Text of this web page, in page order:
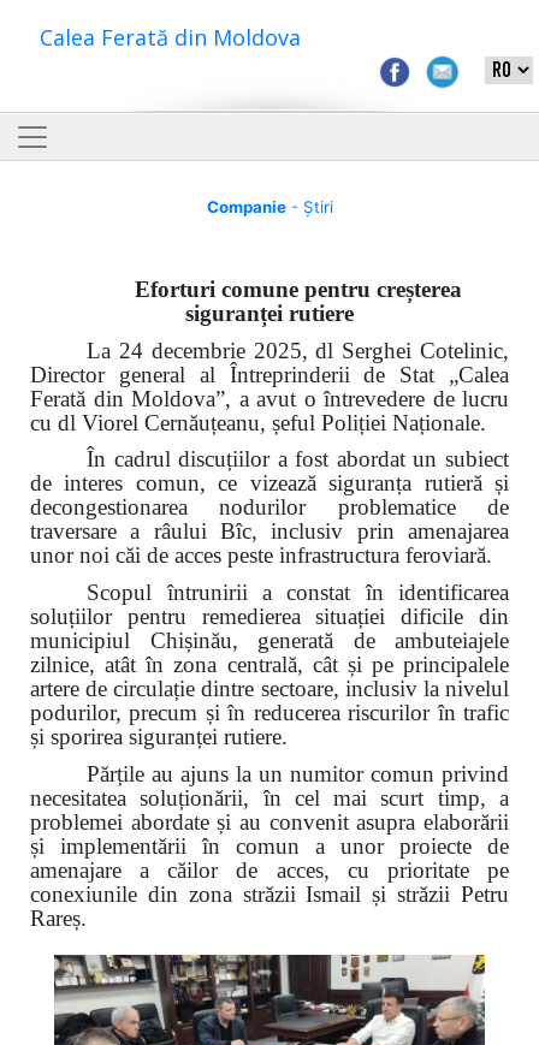
Calea Ferată din Moldova
Companie- Știri
Eforturi comune pentru creșterea
siguranței rutiere
La 24 decembrie 2025, dl Serghei Cotelinic,
Director general al Întreprinderii de Stat „Calea
Ferată din Moldova”, a avut o întrevedere de lucru
cu dl Viorel Cernăuțeanu, șeful Poliției Naționale.
În cadrul discuțiilor a fost abordat un subiect
de interes comun, ce vizează siguranța rutieră și
decongestionarea nodurilor problematice de
traversare a râului Bîc, inclusiv prin amenajarea
unor noi căi de acces peste infrastructura feroviară.
Scopul întrunirii a constat în identificarea
soluțiilor pentru remedierea situației dificile din
municipiul Chișinău, generată de ambuteiajele
zilnice, atât în zona centrală, cât și pe principalele
artere de circulație dintre sectoare, inclusiv la nivelul
podurilor, precum și în reducerea riscurilor în trafic
și sporirea siguranței rutiere.
Părțile au ajuns la un numitor comun privind
necesitatea soluționării, în cel mai scurt timp, a
problemei abordate și au convenit asupra elaborării
și implementării în comun a unor proiecte de
amenajare a căilor de acces, cu prioritate pe
conexiunile din zona străzii Ismail și străzii Petru
Rareș.